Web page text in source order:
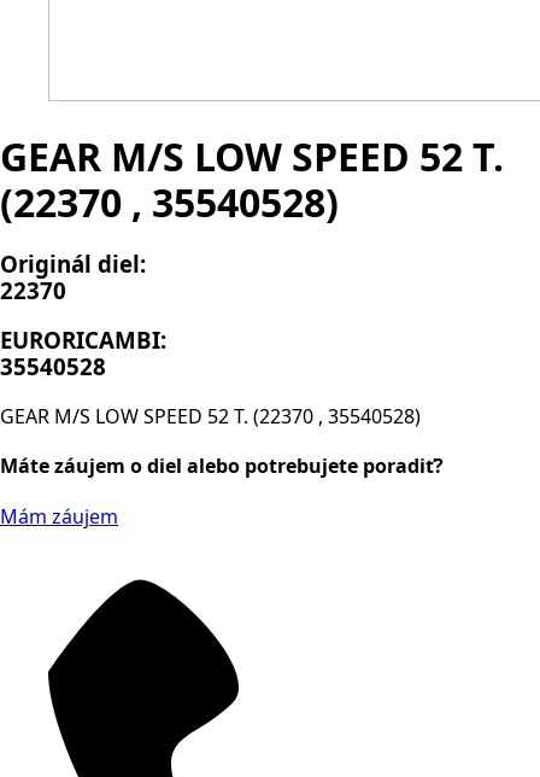
GEAR M/S LOW SPEED 52 T.
(22370 , 35540528)
Originál diel:
22370
EURORICAMBI:
35540528
GEAR M/S LOW SPEED 52 T. (22370 , 35540528)
Máte záujem o diel alebo potrebujete poradiť?
Mám záujem